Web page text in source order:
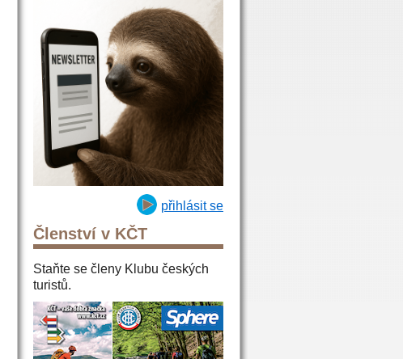
přihlásit se
Členství v KČT
Staňte se členy Klubu českých
turistů.